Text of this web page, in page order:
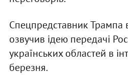
Спецпредставник Трампа
озвучив ідею передачі
українських областей в
березня.